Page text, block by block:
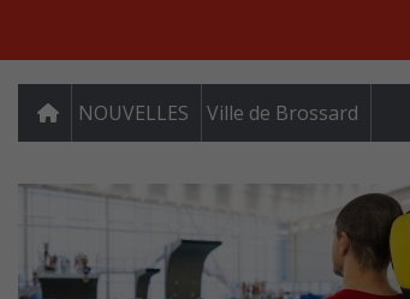
NOUVELLES Ville de Brossard